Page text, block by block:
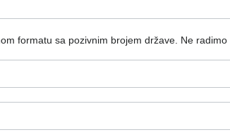
formatu sa pozivnim brojem države. Ne